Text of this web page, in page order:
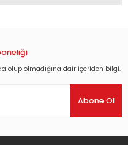
olup olmadığına dair içeriden bilgi.
Abone Ol